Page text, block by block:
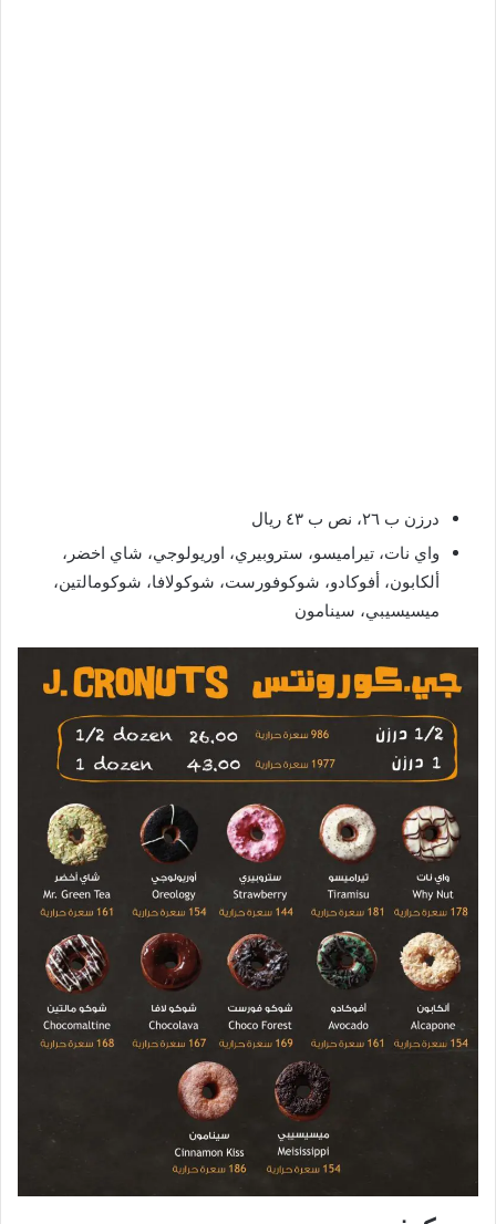
درزن ب ٢٦، نص ب ٤٣ ريال
واي نات، تيراميسو، ستروبيري، اوريولوجي، شاي اخضر،
ألكابون، أفوكادو، شوكوفورست، شوكولافا، شوكومالتين،
ميسيسيبي، سينامون